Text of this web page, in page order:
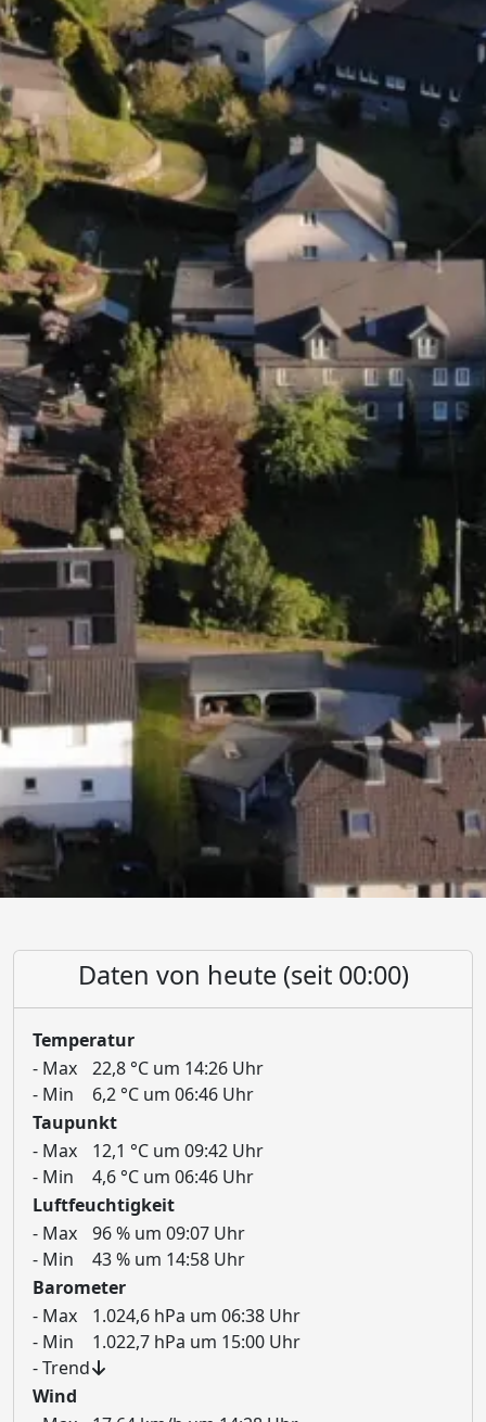
Daten von heute (seit 00:00)
Temperatur
- Max
- Min
22,8 °C um 14:26 Uhr
6,2 °C um 06:46 Uhr
Taupunkt
- Max
- Min
12,1 °C um 09:42 Uhr
4,6 °C um 06:46 Uhr
Luftfeuchtigkeit
- Max
- Min
96 % um 09:07 Uhr
43 % um 14:58 Uhr
Barometer
- Max
- Min
- Trend
1.024,6 hPa um 06:38 Uhr
1.022,7 hPa um 15:00 Uhr
Wind